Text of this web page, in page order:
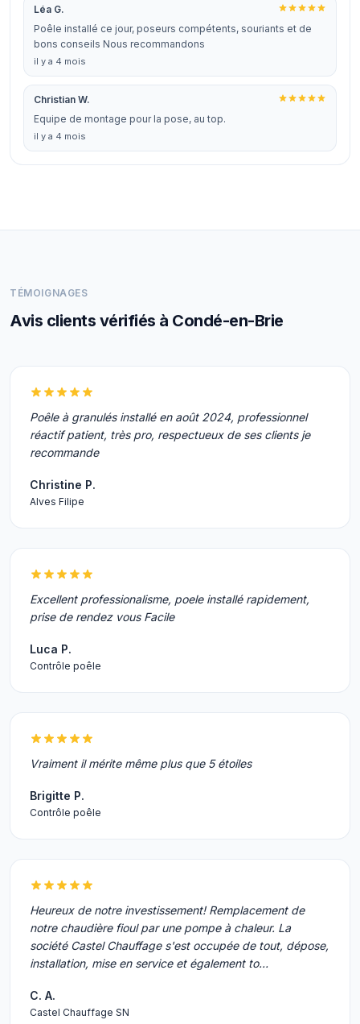
Léa G.
Poêle installé ce jour, poseurs compétents, souriants et de
bons conseils Nous recommandons
il y a 4 mois
Christian W.
Equipe de montage pour la pose, au top.
il y a 4 mois
TÉMOIGNAGES
Avis clients vérifiés à Condé-en-Brie
Poêle à granulés installé en août 2024, professionnel
réactif patient, très pro, respectueux de ses clients je
recommande
Christine P.
Alves Filipe
Excellent professionalisme, poele installé rapidement,
prise de rendez vous Facile
Luca P.
Contrôle poêle
Vraiment il mérite même plus que 5 étoiles
Brigitte P.
Contrôle poêle
Heureux de notre investissement! Remplacement de
notre chaudière fioul par une pompe à chaleur. La
société Castel Chauffage s'est occupée de tout, dépose,
installation, mise en service et également to…
C. A.
Castel Chauffage SN